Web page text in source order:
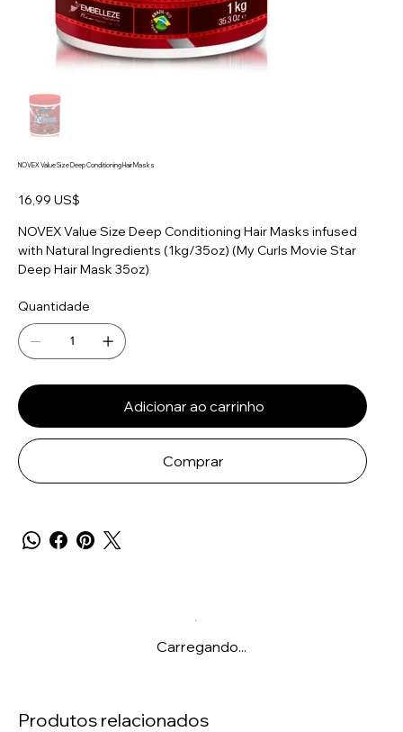
NOVEX Value Size Deep Conditioning Hair Masks
Preço
16,99 US$
NOVEX Value Size Deep Conditioning Hair Masks infused
with Natural Ingredients (1kg/35oz) (My Curls Movie Star
Deep Hair Mask 35oz)
Quantidade
Adicionar ao carrinho
Comprar
Carregando...
Produtos relacionados